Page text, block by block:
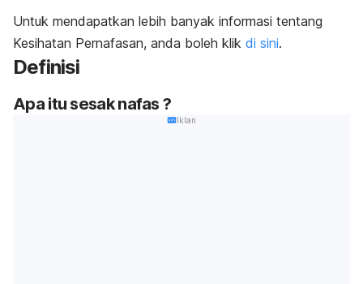
Untuk mendapatkan lebih banyak informasi tentang
Kesihatan Pernafasan, anda boleh klik di sini.
Definisi
Apa itu sesak nafas ?
Iklan